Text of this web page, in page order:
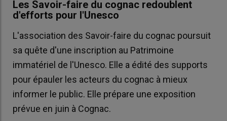
Les Savoir-faire du cognac redoublent
d'efforts pour l'Unesco
L'association des Savoir-faire du cognac poursuit
sa quête d'une inscription au Patrimoine
immatériel de l'Unesco. Elle a édité des supports
pour épauler les acteurs du cognac à mieux
informer le public. Elle prépare une exposition
prévue en juin à Cognac.